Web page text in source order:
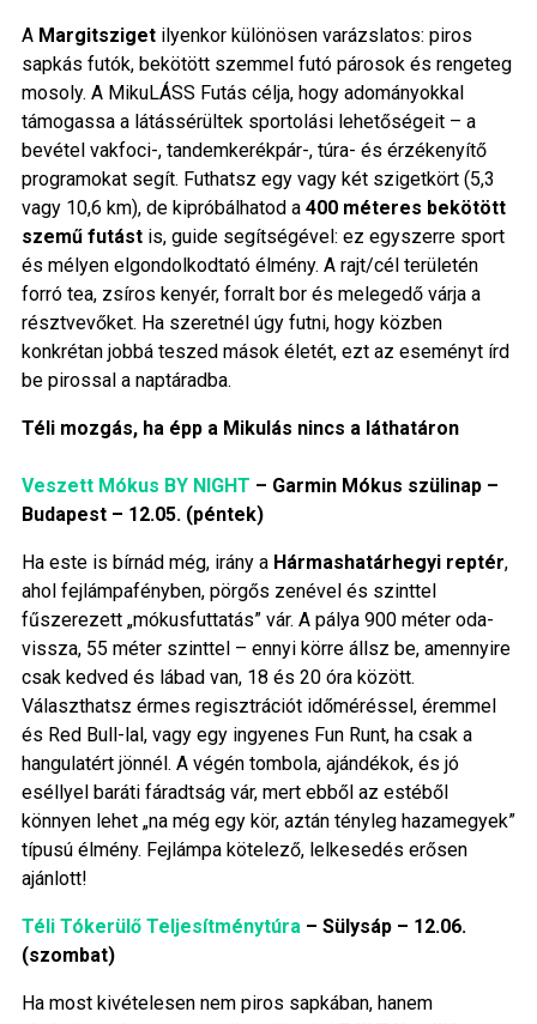
A Margitszigetilyenkor különösen varázslatos: piros
sapkás futók, bekötött szemmel futó párosok és rengeteg
mosoly. A MikuLÁSS Futás célja, hogy adományokkal
támogassa a látássérültek sportolási lehetőségeit – a
bevétel vakfoci-, tandemkerékpár-, túra- és érzékenyítő
programokat segít. Futhatsz egy vagy két szigetkört (5,3
vagy 10,6 km), de kipróbálhatod a 400 méteres bekötött
szemű futástis, guide segítségével: ez egyszerre sport
és mélyen elgondolkodtató élmény. A rajt/cél területén
forró tea, zsíros kenyér, forralt bor és melegedő várja a
résztvevőket. Ha szeretnél úgy futni, hogy közben
konkrétan jobbá teszed mások életét, ezt az eseményt írd
be pirossal a naptáradba.
Téli mozgás, ha épp a Mikulás nincs a láthatáron
Veszett Mókus BY NIGHT – Garmin Mókus szülinap –
Budapest – 12.05. (péntek)
Ha este is bírnád még, irány a Hármashatárhegyi reptér,
ahol fejlámpafényben, pörgős zenével és szinttel
fűszerezett „mókusfuttatás” vár. A pálya 900 méter oda-
vissza, 55 méter szinttel – ennyi körre állsz be, amennyire
csak kedved és lábad van, 18 és 20 óra között.
Választhatsz érmes regisztrációt időméréssel, éremmel
és Red Bull-lal, vagy egy ingyenes Fun Runt, ha csak a
hangulatért jönnél. A végén tombola, ajándékok, és jó
eséllyel baráti fáradtság vár, mert ebből az estéből
könnyen lehet „na még egy kör, aztán tényleg hazamegyek”
típusú élmény. Fejlámpa kötelező, lelkesedés erősen
ajánlott!
Téli Tókerülő Teljesítménytúra – Sülysáp – 12.06.
(szombat)
Ha most kivételesen nem piros sapkában, hanem